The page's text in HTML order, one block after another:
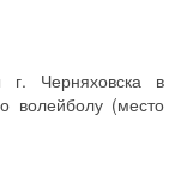
г. Черняховска в
волейболу (место